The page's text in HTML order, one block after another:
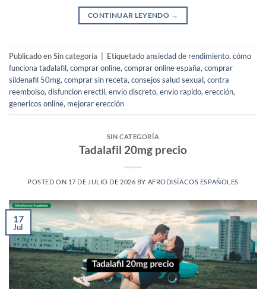
CONTINUAR LEYENDO →
Publicado en Sin categoría Etiquetadoansiedad de rendimiento,cómo
funciona tadalafil,comprar online,comprar online españa,comprar
sildenafil 50mg,comprar sin receta,consejos salud sexual,contra
reembolso,disfuncion erectil,envio discreto,envio rapido,erección,
genericos online, mejorar erección
SIN CATEGORÍA
Tadalafil 20mg precio
POSTED ON 17 DE JULIO DE 2026 BY AFRODISÍACOS ESPAÑOLES
17
Jul